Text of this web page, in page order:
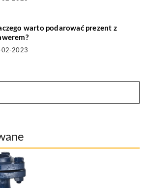
warto podarować prezent z
02-2023